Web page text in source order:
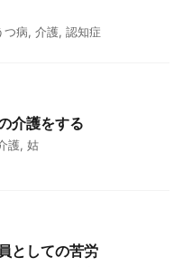
つ病, 介護, 認知症
介護をする
護, 姑
としての苦労